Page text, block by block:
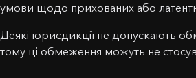
умови щодо прихованих або
Деякі юрисдикції не допускають
тому ці обмеження можуть не